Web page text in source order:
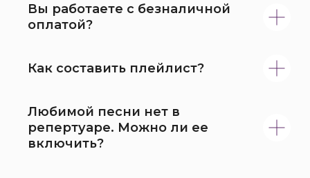
Вы работаете с безналичной
оплатой?
Как составить плейлист?
Любимой песни нет в
репертуаре. Можно ли ее
включить?